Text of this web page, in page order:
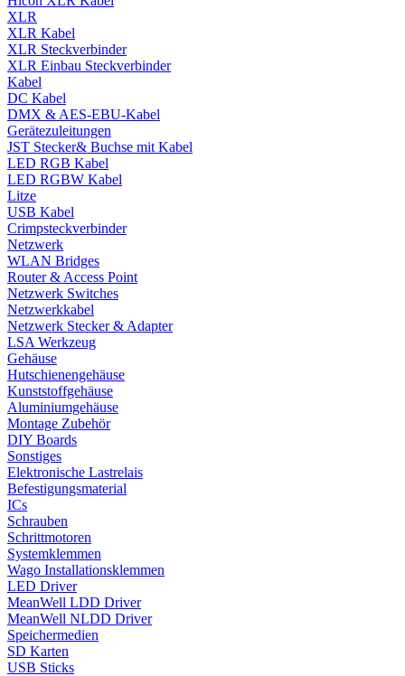
XLR
XLR Kabel
XLR Steckverbinder
XLR Einbau Steckverbinder
Kabel
DC Kabel
DMX & AES-EBU-Kabel
Gerätezuleitungen
JST Stecker& Buchse mit Kabel
LED RGB Kabel
LED RGBW Kabel
Litze
USB Kabel
Crimpsteckverbinder
Netzwerk
WLAN Bridges
Router & Access Point
Netzwerk Switches
Netzwerkkabel
Netzwerk Stecker & Adapter
LSA Werkzeug
Gehäuse
Hutschienengehäuse
Kunststoffgehäuse
Aluminiumgehäuse
Montage Zubehör
DIY Boards
Sonstiges
Elektronische Lastrelais
Befestigungsmaterial
ICs
Schrauben
Schrittmotoren
Systemklemmen
Wago Installationsklemmen
LED Driver
MeanWell LDD Driver
MeanWell NLDD Driver
Speichermedien
SD Karten
USB Sticks